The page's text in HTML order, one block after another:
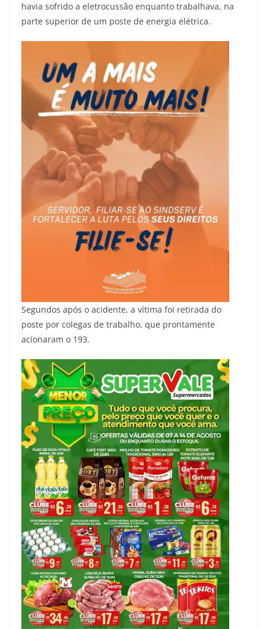
havia sofrido a eletrocussão enquanto trabalhava, na
parte superior de um poste de energia elétrica.
Segundos após o acidente, a vítima foi retirada do
poste por colegas de trabalho, que prontamente
acionaram o 193.